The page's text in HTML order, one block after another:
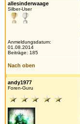
allesinderwaage
Silber-User
Anmeldungsdatum:
01.08.2014
Beiträge: 185
Nach oben
andy1977
Foren-Guru